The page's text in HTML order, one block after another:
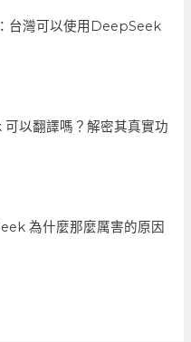
台灣可以使用DeepSeek
以翻譯嗎？解密其真實功
為什麼那麼厲害的原因